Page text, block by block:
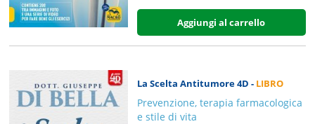
Aggiungi al carrello
La Scelta Antitumore 4D - LIBRO
Prevenzione, terapia farmacologica
e stile di vita